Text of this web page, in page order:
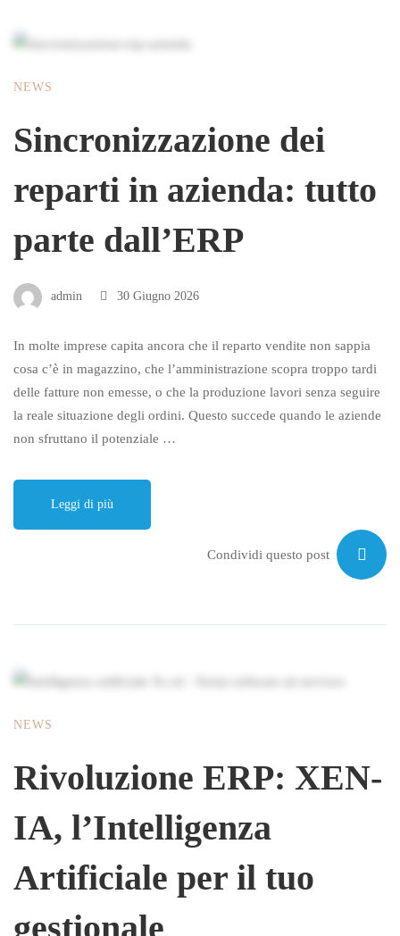
NEWS
Sincronizzazione dei
reparti in azienda: tutto
parte dall’ERP
admin 30 Giugno 2026
In molte imprese capita ancora che il reparto vendite non sappia
cosa c’è in magazzino, che l’amministrazione scopra troppo tardi
delle fatture non emesse, o che la produzione lavori senza seguire
la reale situazione degli ordini. Questo succede quando le aziende
non sfruttano il potenziale …
Leggi di più
Condividi questo post
NEWS
Rivoluzione ERP: XEN-
IA, l’Intelligenza
Artificiale per il tuo
gestionale